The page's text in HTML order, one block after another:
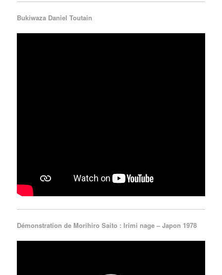
Bukiwaza Daniel Toutain
Démonstration de Morihiro Saito : Irimi nage – Japon 1978